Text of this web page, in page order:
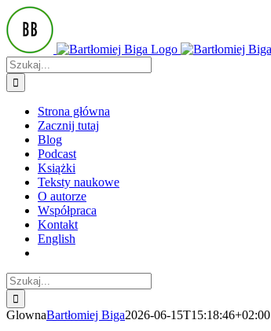
Przejdź
do
zawartości
Szukaj
Strona główna
Zacznij tutaj
Blog
Podcast
Książki
Teksty naukowe
O autorze
Współpraca
Kontakt
English
Szukaj
GlownaBartłomiej Biga2026-06-15T15:18:46+02:00